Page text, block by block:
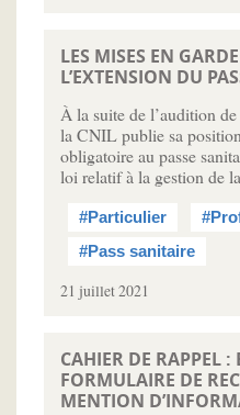
LES MISES EN
L’EXTENSION DU
À la suite de l’audition
la CNIL publie sa
obligatoire au passe
loi relatif à la gestion de
#Particulier
#Pass sanitaire
21 juillet 2021
CAHIER DE RAPPEL :
FORMULAIRE DE
MENTION